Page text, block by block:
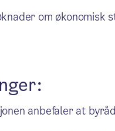
om økonomisk
anbefaler at